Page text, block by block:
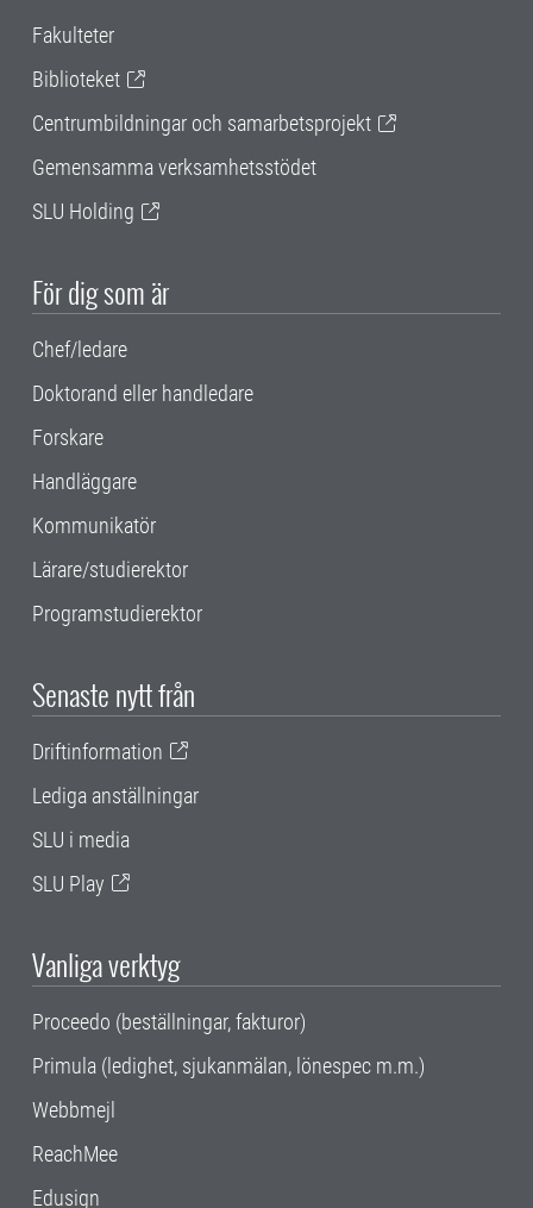
Fakulteter
Biblioteket
Centrumbildningar och samarbetsprojekt
Gemensamma verksamhetsstödet
SLU Holding
För dig som är
Chef/ledare
Doktorand eller handledare
Forskare
Handläggare
Kommunikatör
Lärare/studierektor
Programstudierektor
Senaste nytt från
Driftinformation
Lediga anställningar
SLU i media
SLU Play
Vanliga verktyg
Proceedo (beställningar, fakturor)
Primula (ledighet, sjukanmälan, lönespec m.m.)
Webbmejl
ReachMee
Edusign